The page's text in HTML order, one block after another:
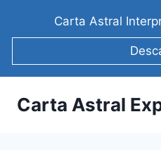
Carta Astral
Carta Astral